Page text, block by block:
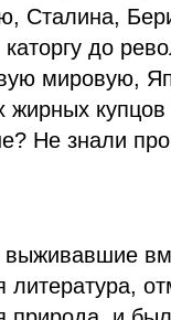
Сталина,
до
мировую,
Не знали